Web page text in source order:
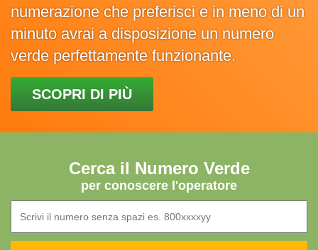
numerazione che preferisci e in meno di un
minuto avrai a disposizione un numero
verde perfettamente funzionante.
SCOPRI DI PIÙ
Cerca il Numero Verde
per conoscere l'operatore